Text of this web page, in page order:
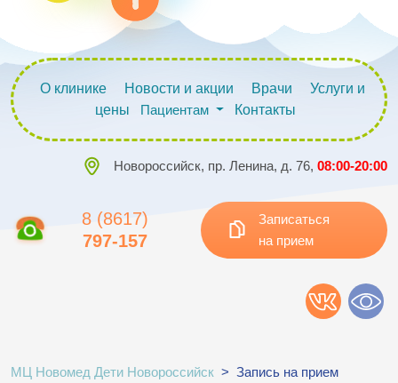
О клинике Новости и акции Врачи
Услуги и
цены
Пациентам Контакты
Новороссийск, пр. Ленина, д. 76, 08:00-20:00
8 (8617)
797-157
Записаться
на прием
МЦ Новомед Дети Новороссийск > Запись на прием